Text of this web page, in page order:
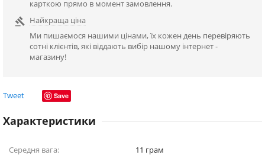
карткою прямо в момент замовлення.
 Найкраща ціна
Ми пишаємося нашими цінами, їх кожен день перевіряють
сотні клієнтів, які віддають вибір нашому інтернет -
магазину!
Tweet Save
Характеристики
Середня вага: 11 грам